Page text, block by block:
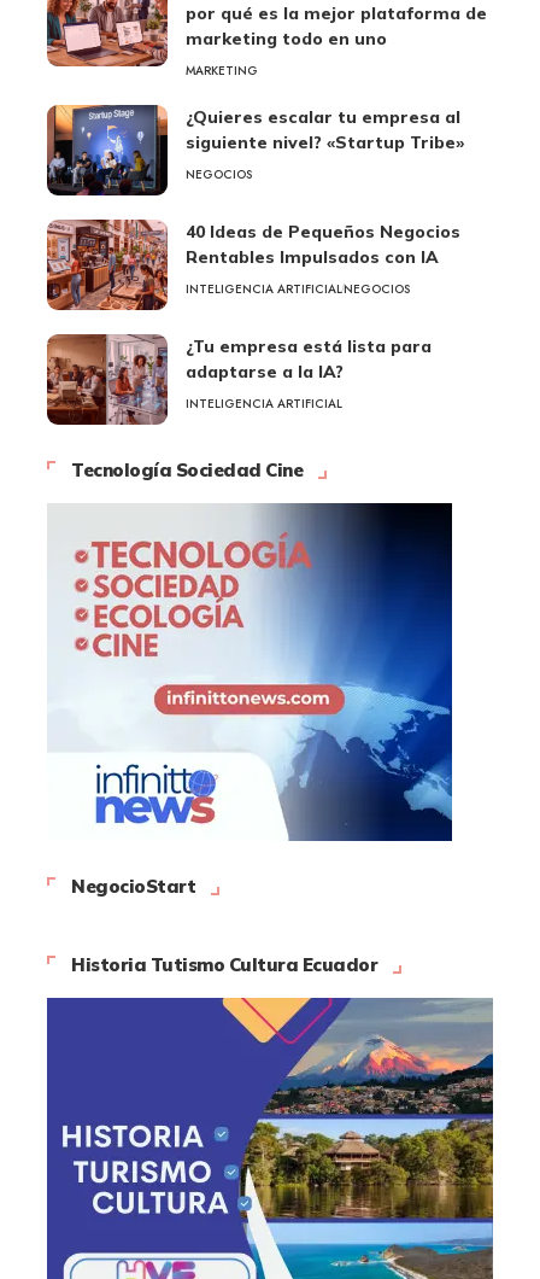
por qué es la mejor plataforma de
marketing todo en uno
MARKETING
¿Quieres escalar tu empresa al
siguiente nivel? «Startup Tribe»
NEGOCIOS
40 Ideas de Pequeños Negocios
Rentables Impulsados con IA
INTELIGENCIA ARTIFICIALNEGOCIOS
¿Tu empresa está lista para
adaptarse a la IA?
INTELIGENCIA ARTIFICIAL
Tecnología Sociedad Cine
NegocioStart
Historia Tutismo Cultura Ecuador